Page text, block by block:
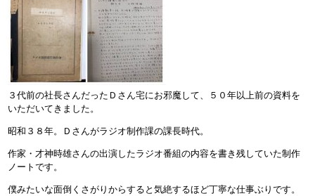
３代前の社長さんだったＤさん宅にお邪魔して、５０年以上前の資料を
いただいてきました。
昭和３８年。Ｄさんがラジオ制作課の課長時代。
作家・才神時雄さんの出演したラジオ番組の内容を書き残していた制作
ノートです。
僕みたいな面倒くさがりからすると気絶するほど丁寧な仕事ぶりです。